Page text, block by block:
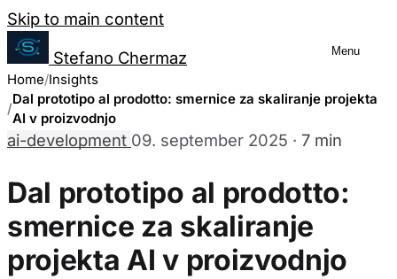
Salta al contenuto
Skip to main content
Stefano Chermaz
Menu
Home Insights
Dal prototipo al prodotto: smernice za skaliranje projekta
AI v proizvodnjo
ai-development 09. september 2025 · 7 min
Dal prototipo al prodotto:
smernice za skaliranje
projekta AI v proizvodnjo
Upravljanje nastavitev piškotkov
Lahko izberete, ali omogočiti ali onemogočiti
funkcionalnosti spletne strani.
Potrebni piškotki
Vedno omogočeno